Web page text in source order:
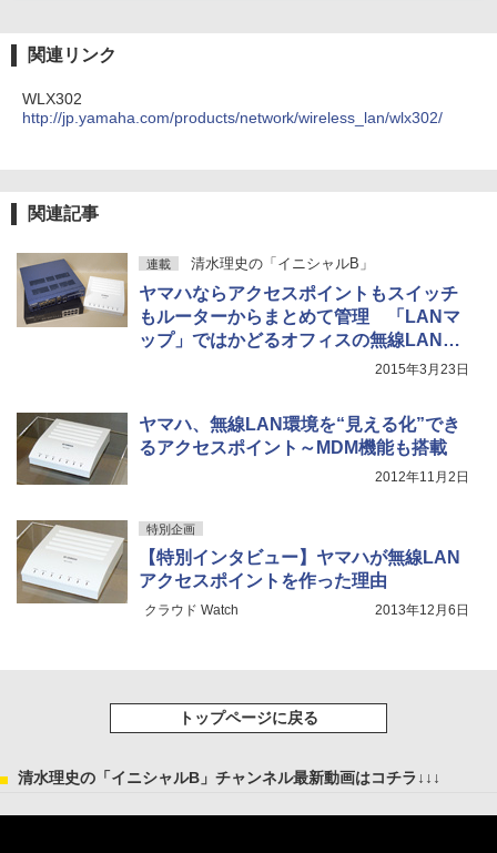
関連リンク
WLX302
http://jp.yamaha.com/products/network/wireless_lan/wlx302/
関連記事
連載 清水理史の「イニシャルB」
ヤマハならアクセスポイントもスイッチ
もルーターからまとめて管理 「LANマ
ップ」ではかどるオフィスの無線LAN環
2015年3月23日
ヤマハ、無線LAN環境を“見える化”でき
るアクセスポイント～MDM機能も搭載
2012年11月2日
特別企画
【特別インタビュー】ヤマハが無線LAN
アクセスポイントを作った理由
クラウド Watch 2013年12月6日
トップページに戻る
清水理史の「イニシャルB」チャンネル最新動画はコチラ↓↓↓